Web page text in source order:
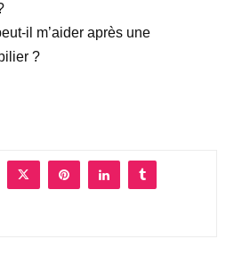
il m’aider après une
?